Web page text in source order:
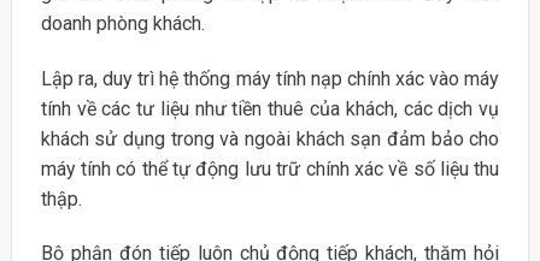
doanh phòng khách.
Lập ra, duy trì hệ thống máy tính nạp chính xác vào máy
tính về các tư liệu như tiền thuê của khách, các dịch vụ
khách sử dụng trong và ngoài khách sạn đảm bảo cho
máy tính có thể tự động lưu trữ chính xác về số liệu thu
thập.
Bộ phận đón tiếp luôn chủ động tiếp khách, thăm hỏi